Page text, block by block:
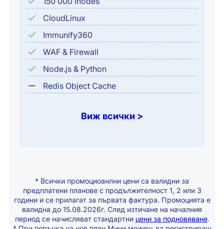
CloudLinux
Immunify360
WAF & Firewall
Node.js & Python
Redis Object Cache
Виж всички >
* Всички промоциоанлни цени са валидни за
предплатени планове с продължителност 1, 2 или 3
години и се прилагат за първата фактура. Промоцията е
валидна до 15.08.2026г. След изтичане на началния
период се начисляват стандартни цени за подновяване.